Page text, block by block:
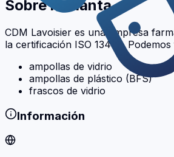
Sobre la Planta
CDM Lavoisier es una empresa
la certificación ISO 13485.
ampollas de vidrio
ampollas de plástico (BFS)
frascos de vidrio
Información